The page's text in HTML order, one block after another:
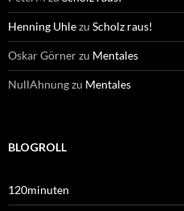
Henning Uhlezu Scholz raus!
Oskar Görnerzu Mentales
NullAhnungzu Mentales
BLOGROLL
120minuten